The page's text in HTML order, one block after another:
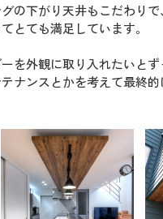
の下がり天井もこだわり
とても満足しています。
を外観に取り入れたいと
ナンスとかを考えて最終的